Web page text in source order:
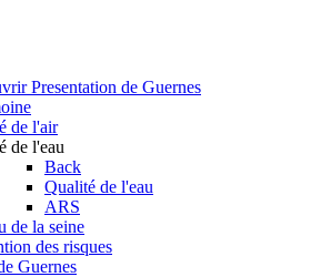
Presentation de Guernes
de l'air
de l'eau
Back
Qualité de l'eau
ARS
de la seine
des risques
Guernes